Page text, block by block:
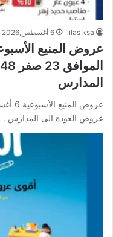
lilas ksa 6 أغسطس,2026
المدارس
عروض العودة الى المدارس .